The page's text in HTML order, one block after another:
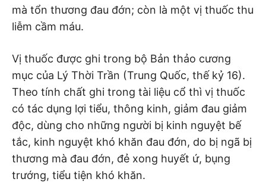
mà tổn thương đau đớn; còn là một vị thuốc thu
liễm cầm máu.
Vị thuốc được ghi trong bộ Bản thảo cương
mục của Lý Thời Trần (Trung Quốc, thế kỷ 16).
Theo tính chất ghi trong tài liệu cổ thì vị thuốc
có tác dụng lợi tiểu, thông kinh, giảm đau giảm
độc, dùng cho những người bị kinh nguyệt bế
tắc, kinh nguyệt khó khăn đau đớn, do bị ngã bị
thương mà đau đớn, đẻ xong huyết ứ, bụng
trướng, tiểu tiện khó khăn.